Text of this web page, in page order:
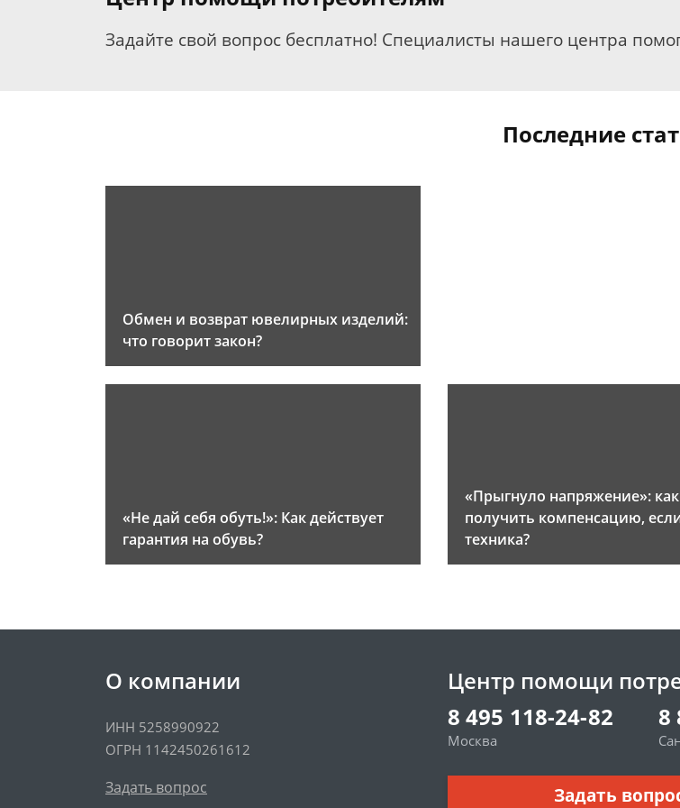
Задайте свой вопрос бесплатно! Специалисты нашего центра
Последние
Обмен и возврат ювелирных изделий:
что говорит закон?
«Не дай себя обуть!»: Как действует
гарантия на обувь?
«Прыгнуло напряжение»: как
получить компенсацию,
техника?
О компании
ИНН 5258990922
ОГРН 1142450261612
Задать вопрос
Центр помощи
8 495 118-24-82
Москва
8
Задать